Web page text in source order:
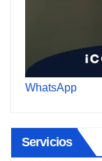
WhatsApp
Servicios